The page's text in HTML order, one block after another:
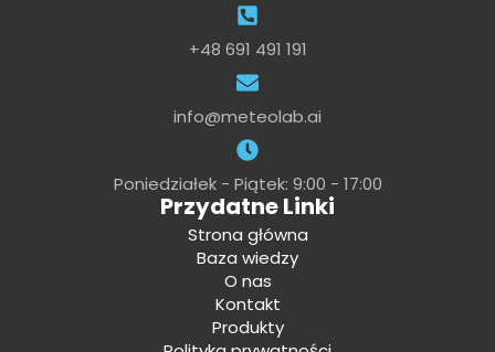
+48 691 491 191
info@meteolab.ai
Poniedziałek - Piątek: 9:00 - 17:00
Przydatne Linki
Strona główna
Baza wiedzy
O nas
Kontakt
Produkty